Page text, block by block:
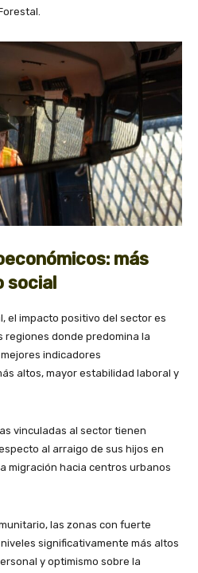
más
social
el impacto positivo del sector es
regiones donde predomina la
indicadores
altos, mayor estabilidad laboral y
vinculadas al sector tienen
al arraigo de sus hijos en
migración hacia centros urbanos
las zonas con fuerte
significativamente más altos
y optimismo sobre la